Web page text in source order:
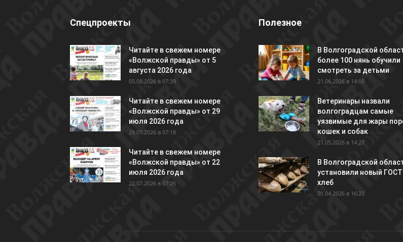
Спецпроекты
Читайте в свежем номере
«Волжской правды» от 5
августа 2026 года
05.08.2026 в 07:39
Читайте в свежем номере
«Волжской правды» от 29
июля 2026 года
29.07.2026 в 07:18
Читайте в свежем номере
«Волжской правды» от 22
июля 2026 года
22.07.2026 в 07:26
Полезное
В Волгоградской
более 100 нянь обучили
смотреть за детьми
21.06.2026 в 14:05
Ветеринары назвали
волгоградцам самые
уязвимые для жары
кошек и собак
21.05.2026 в 14:27
В Волгоградской
установили новый ГОСТ
хлеб
01.04.2026 в 16:23